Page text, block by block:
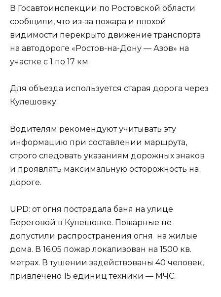
В Госавтоинспекции по Ростовской области
сообщили, что из-за пожара и плохой
видимости перекрыто движение транспорта
на автодороге «Ростов-на-Дону — Азов» на
участке с 1 по 17 км.
Для объезда используется старая дорога через
Кулешовку.
Водителям рекомендуют учитывать эту
информацию при составлении маршрута,
строго следовать указаниям дорожных знаков
и проявлять максимальную осторожность на
дороге.
UPD: от огня пострадала баня на улице
Береговой в Кулешовке. Пожарные не
допустили распространения огня на жилые
дома. В 16.05 пожар локализован на 1500 кв.
метрах. В тушении задействованы 40 человек,
привлечено 15 единиц техники — МЧС.